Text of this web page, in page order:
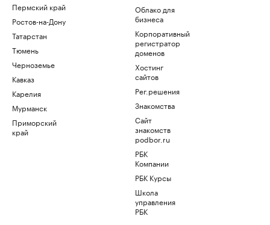
Пермский край
Ростов-на-Дону
Татарстан
Тюмень
Черноземье
Кавказ
Карелия
Мурманск
Приморский
край
Облако для
бизнеса
Корпоративный
регистратор
доменов
Хостинг
сайтов
Рег.решения
Знакомства
Сайт
знакомств
podbor.ru
РБК
Компании
РБК Курсы
Школа
управления
РБК